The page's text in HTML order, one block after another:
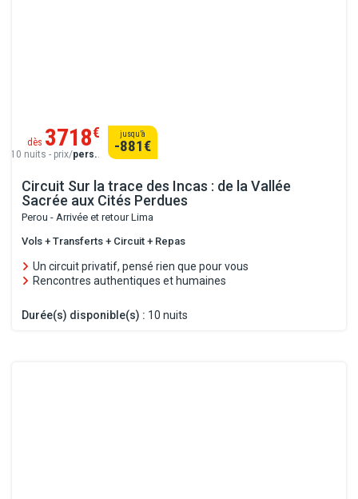
Circuit Sur la trace des Incas : de la Vallée
Sacrée aux Cités Perdues
Perou - Arrivée et retour Lima
Vols + Transferts + Circuit + Repas
Un circuit privatif, pensé rien que pour vous
Rencontres authentiques et humaines
Durée(s) disponible(s) : 10 nuits
dès 3718€
10 nuits - prix/pers..
jusqu’à
-881€